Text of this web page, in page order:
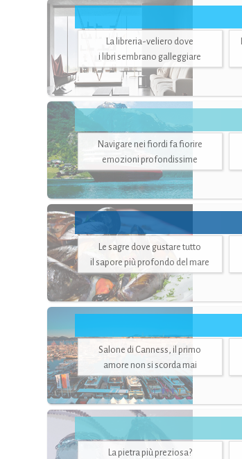
La libreria-veliero dove
i libri sembrano galleggiare
Navigare nei fiordi fa fiorire
emozioni profondissime
Le sagre dove gustare tutto
il sapore più profondo del mare
Salone di Canness, il primo
amore non si scorda mai
La pietra più preziosa?